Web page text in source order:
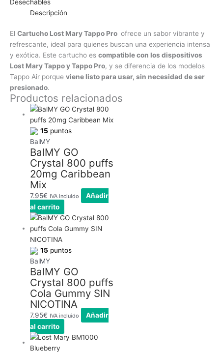
Desechables
Descripción
El Cartucho Lost Mary Tappo Pro ofrece un sabor vibrante y
refrescante, ideal para quienes buscan una experiencia intensa
y exótica. Este cartucho es compatible con los dispositivos
Lost Mary Tappo y Tappo Pro, y se diferencia de los modelos
Tappo Air porque viene listo para usar, sin necesidad de ser
presionado.
Productos relacionados
15 puntos
BalMY
BalMY GO
Crystal 800 puffs
20mg Caribbean
Mix
7.95€ IVA incluido
Añadir
al carrito
15 puntos
BalMY
BalMY GO
Crystal 800 puffs
Cola Gummy SIN
NICOTINA
7.95€ IVA incluido
Añadir
al carrito